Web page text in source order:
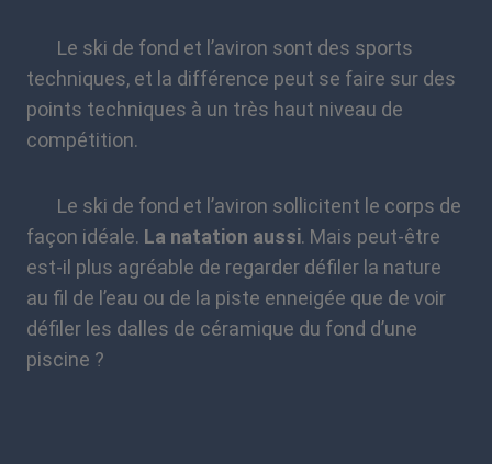
Le ski de fond et l’aviron sont des sports
techniques, et la différence peut se faire sur des
points techniques à un très haut niveau de
compétition.
Le ski de fond et l’aviron sollicitent le corps de
façon idéale. La natation aussi. Mais peut-être
est-il plus agréable de regarder défiler la nature
au fil de l’eau ou de la piste enneigée que de voir
défiler les dalles de céramique du fond d’une
piscine ?